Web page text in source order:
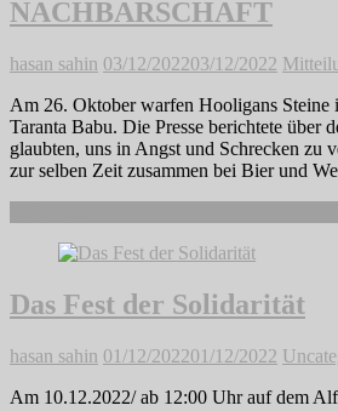
NACHBARSCHAFT
hasan sahin 03/12/202203/12/2022
Am 26. Oktober warfen Hooligans Steine
Taranta Babu. Die Presse berichtete über
glaubten, uns in Angst und Schrecken zu
zur selben Zeit zusammen bei Bier und
Das Fest der Solidarität
hasan sahin 01/12/202201/12/2022
Am 10.12.2022/ ab 12:00 Uhr auf dem